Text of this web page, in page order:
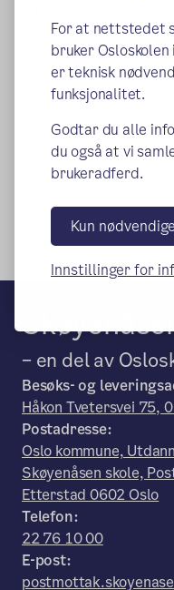
For at nettstedet
bruker
er teknisk
funksjonalitet.
Godtar du alle
du også at vi
brukeradferd.
Kun nødvendige
Innstillinger for
samhandling,
samt etiske
Valgfaget henter
samfunnsfag, KRLE og
Publisert:07.03.2023
– en del av
Besøks- og
Håkon Tvetersvei 75,
Postadresse:
Oslo kommune,
Skøyenåsen skole,
Etterstad 0602 Oslo
Telefon:
22 76 10 00
E-post: